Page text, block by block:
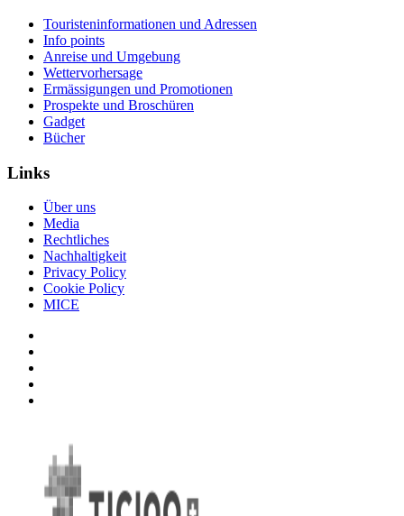
Touristeninformationen und Adressen
Info points
Anreise und Umgebung
Wettervorhersage
Ermässigungen und Promotionen
Prospekte und Broschüren
Gadget
Bücher
Links
Über uns
Media
Rechtliches
Nachhaltigkeit
Privacy Policy
Cookie Policy
MICE